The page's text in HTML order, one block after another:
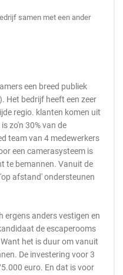
samen met een ander
een breed publiek
Het bedrijf heeft een zeer
regio. klanten komen uit
zo'n 30% van de
team van 4 medewerkers
een camerasysteem is
te bemannen. Vanuit de
afstand' ondersteunen
ergens anders vestigen en
de escaperooms
het is duur om vanuit
De investering voor 3
euro. En dat is voor